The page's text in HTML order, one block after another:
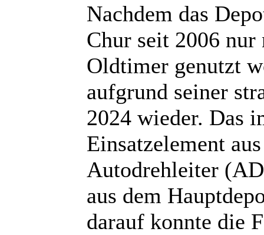
Nachdem das
Chur seit 2006
Oldtimer genutzt
aufgrund seiner
2024 wieder. Das
Einsatzelement
Autodrehleiter
aus dem
darauf konnte die